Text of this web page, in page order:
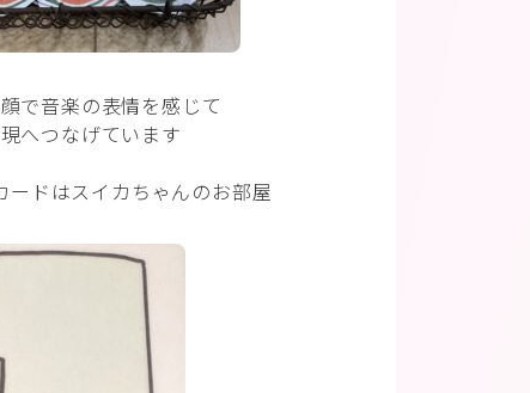
で音楽の表情を感じて
へつなげています
ードはスイカちゃんのお部屋